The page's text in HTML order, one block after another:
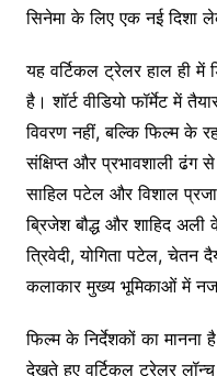
सिनेमा के लिए एक नई दिशा
यह वर्टिकल ट्रेलर हाल ही में
है। शॉर्ट वीडियो फॉर्मेट में
विवरण नहीं, बल्कि फिल्म के
संक्षिप्त और प्रभावशाली ढंग
साहिल पटेल और विशाल
ब्रिजेश बौद्ध और शाहिद
त्रिवेदी, योगिता पटेल, चेतन
कलाकार मुख्य भूमिकाओं में
फिल्म के निर्देशकों का मानना
देखते हुए वर्टिकल ट्रेलर